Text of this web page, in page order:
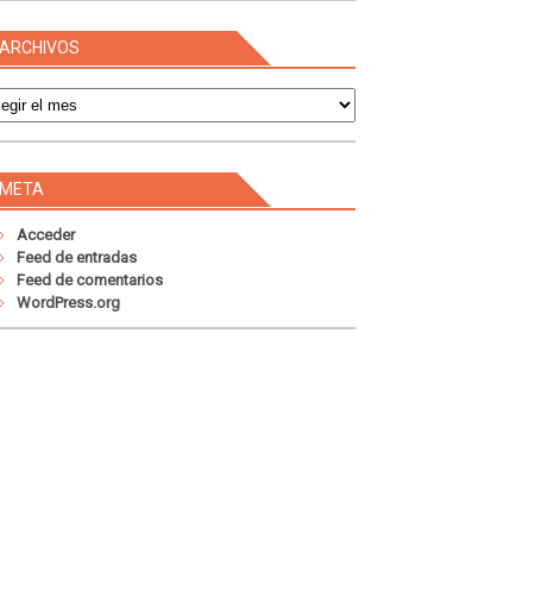
ARCHIVOS
META
Acceder
Feed de entradas
Feed de comentarios
WordPress.org